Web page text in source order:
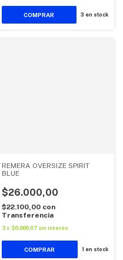
COMPRAR 3 en stock
REMERA OVERSIZE SPIRIT
BLUE
$26.000,00
$22.100,00 con
Transferencia
3 x $8.666,67 sin interés
COMPRAR 1 en stock